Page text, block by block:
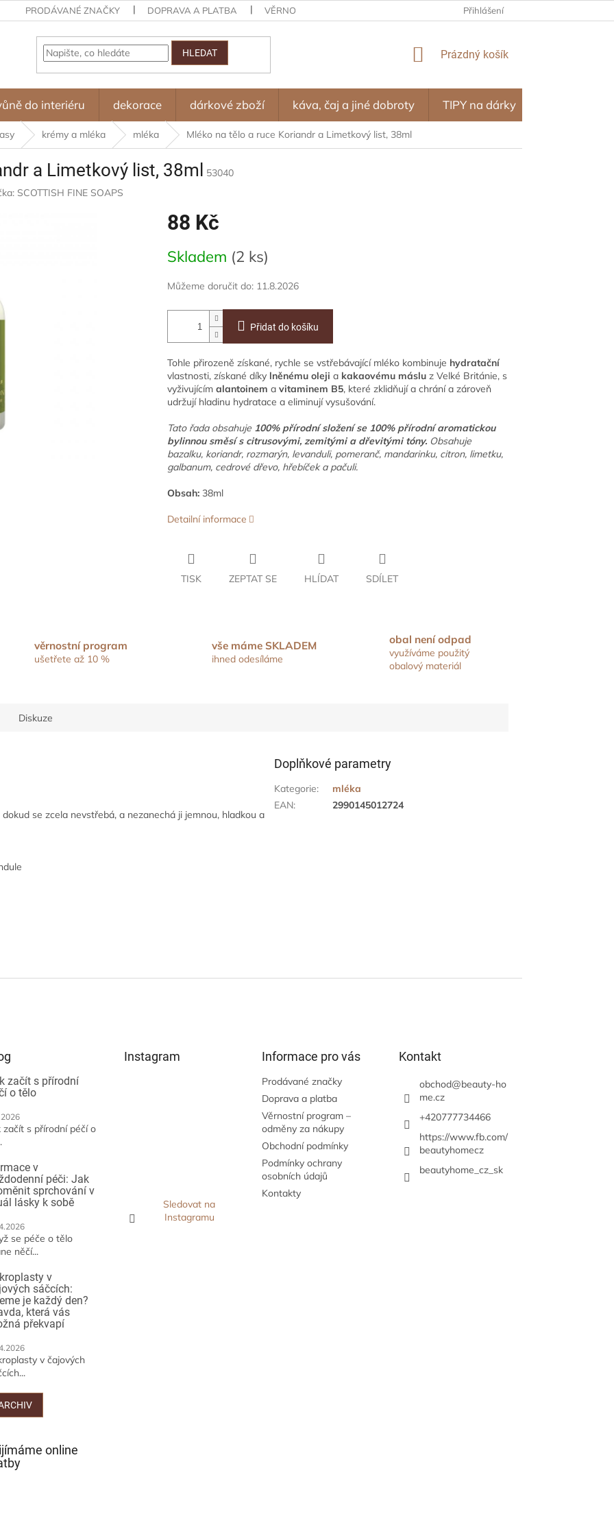
PRODÁVANÉ ZNAČKY DOPRAVA A PLATBA VĚRNOSTNÍ PROGRAM – ODMĚNY ZA NÁKUPY OBCHODNÍ PODMÍNKY
Přihlášení
HLEDAT
NÁKUPNÍ
Prázdný košík
do interiéru dekorace dárkové zboží káva, čaj a jiné dobroty TIPY na dárky
krémy a mléka mléka Mléko na tělo a ruce Koriandr a Limetkový list, 38ml
a Limetkový list, 38ml
53040
SCOTTISH FINE SOAPS
88 Kč
cena:
Skladem (2 ks)
Můžeme doručit do: 11.8.2026
Přidat do košíku
Tohle přirozeně získané, rychle se vstřebávající mléko kombinuje hydratační
vlastnosti, získané díky lněnému oleji a kakaovému máslu z Velké Británie, s
vyživujícím alantoinem a vitaminem B5, které zklidňují a chrání a zároveň
udržují hladinu hydratace a eliminují vysušování.
Tato řada obsahuje 100% přírodní složení se 100% přírodní aromatickou
bylinnou směsí s citrusovými, zemitými a dřevitými tóny. Obsahuje
bazalku, koriandr, rozmarýn, levanduli, pomeranč, mandarinku, citron, limetku,
galbanum, cedrové dřevo, hřebíček a pačuli.
Obsah: 38ml
Detailní informace
TISK ZEPTAT SE HLÍDAT SDÍLET
věrnostní program
ušetřete až 10 %
vše máme SKLADEM
ihned odesíláme
obal není odpad
využíváme použitý
obalový materiál
Diskuze
se zcela nevstřebá, a nezanechá ji jemnou, hladkou a
Doplňkové parametry
Kategorie:
mléka
EAN: 2990145012724
začít s přírodní
o tělo
začít s přírodní péčí o
v
péči: Jak
sprchování v
lásky k sobě
se péče o tělo
něčí...
v
sáčcích:
je každý den?
která vás
překvapí
v čajových
Instagram
Sledovat na
Instagramu
Informace pro vás
Prodávané značky
Doprava a platba
Věrnostní program –
odměny za nákupy
Obchodní podmínky
Podmínky ochrany
osobních údajů
Kontakty
Kontakt
obchod@beauty-ho
me.cz
+420777734466
https://www.fb.com/
beautyhomecz
beautyhome_cz_sk
online